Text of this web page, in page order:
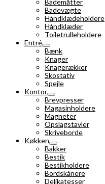
Bademåtter
Badevægte
Håndklædeholdere
Håndklæder
Toiletrulleholdere
Entré
Bænk
Knager
Knagerækker
Skostativ
Spejle
Kontor
Brevpresser
Magasinholdere
Magneter
Opslagstavler
Skriveborde
Køkken
Bakker
Bestik
Bestikholdere
Bordskånere
Delikatesser